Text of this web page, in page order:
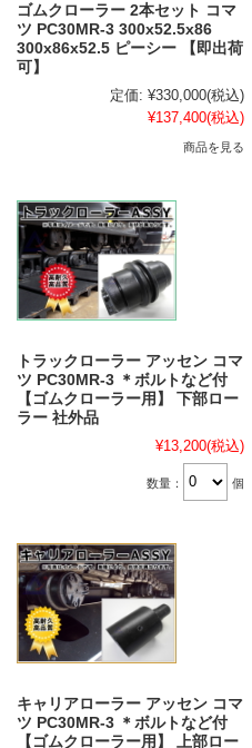
ゴムクローラー 2本セット コマ
ツ PC30MR-3 300x52.5x86
300x86x52.5 ピーシー 【即出荷
可】
定価: ¥330,000(税込)
¥137,400(税込)
商品を見る
トラックローラー アッセン コマ
ツ PC30MR-3 ＊ボルトなど付
【ゴムクローラー用】 下部ロー
ラー 社外品
¥13,200(税込)
数量： 個
キャリアローラー アッセン コマ
ツ PC30MR-3 ＊ボルトなど付
【ゴムクローラー用】 上部ロー